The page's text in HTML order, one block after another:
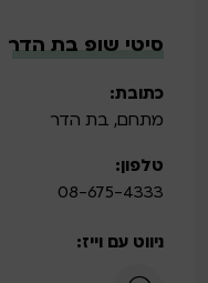
סיטי שופ בת הדר
כתובת:
מתחם, בת הדר
טלפון:
08-675-4333
ניווט עם וייז: